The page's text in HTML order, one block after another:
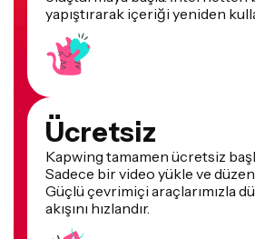
yapıştırarak içeriği yeniden
Ücretsiz
Kapwing tamamen ücretsiz
Sadece bir video yükle ve
Güçlü çevrimiçi araçlarımızla
akışını hızlandır.